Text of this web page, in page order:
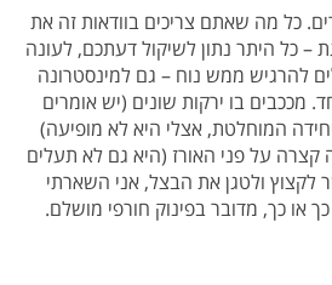
כל מה שאתם צריכים בוודאות זה את
– כל היתר נתון לשיקול דעתכם, לעונה
להרגיש ממש נוח – גם למינסטרונה
מככבים בו ירקות שונים (יש אומרים
המוחלטת, אצלי היא לא מופיעה)
קצרה על פני האורז (היא גם לא תעלים
ולטגן את הבצל, אני השארתי
או כך, מדובר בפינוק חורפי מושלם.